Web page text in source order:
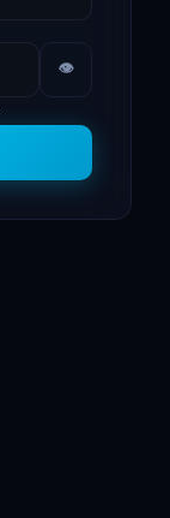
👁